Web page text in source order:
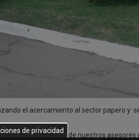
el acercamiento al sector papero y
ofrecerles, en donde nuestros asesores
de privacidad